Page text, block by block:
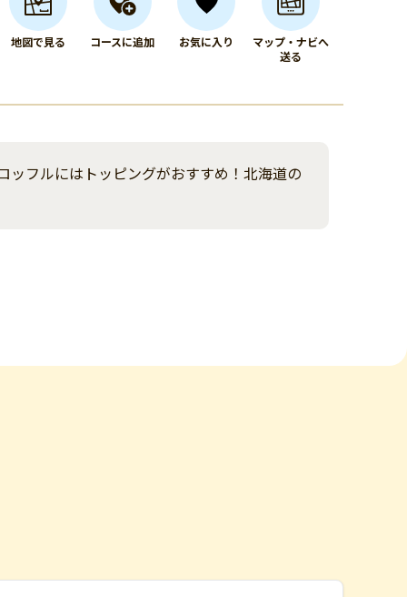
地図で見る コースに追加 お気に入り
マップ・ナビへ
送る
ッフルにはトッピングがおすすめ！北海道の